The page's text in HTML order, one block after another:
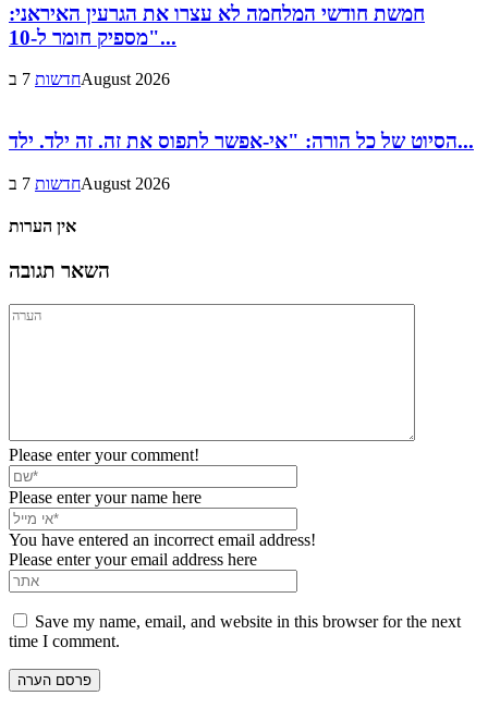
חמשת חודשי המלחמה לא עצרו את הגרעין האיראני:
"מספיק חומר ל-10...
חדשות7 בAugust 2026
הסיוט של כל הורה: "אי-אפשר לתפוס את זה. זה ילד. ילד...
חדשות7 בAugust 2026
אין הערות
השאר תגובה
Please enter your comment!
Please enter your name here
You have entered an incorrect email address!
Please enter your email address here
Save my name, email, and website in this browser for the next
time I comment.